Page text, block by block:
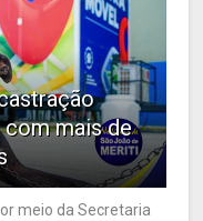
mais de
meio da Secretaria